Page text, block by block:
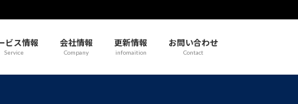
ビス情報
Service
会社情報
Company
更新情報
infomaition
お問い合わせ
Contact